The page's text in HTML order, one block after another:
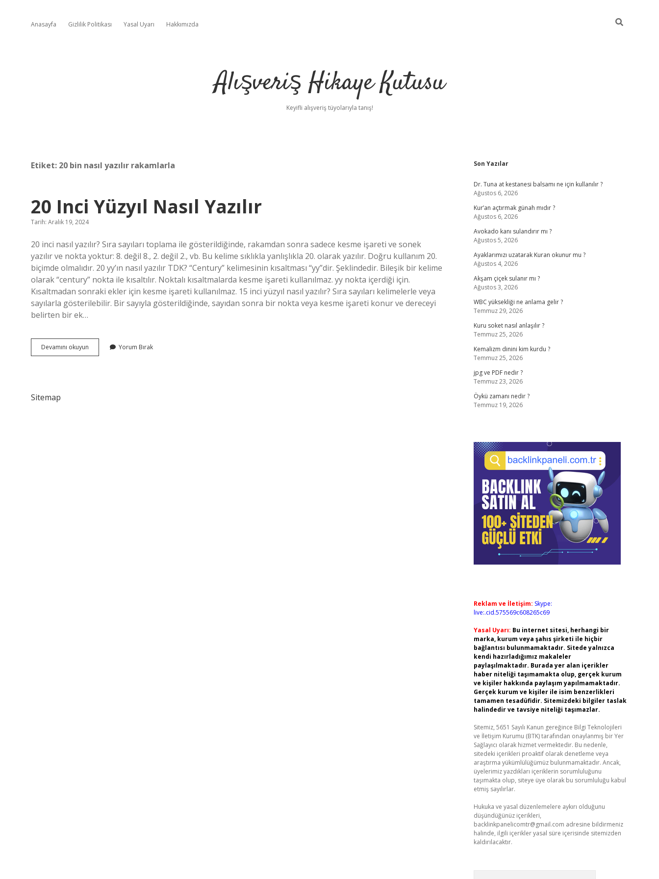
Anasayfa Gizlilik Politikası Yasal Uyarı Hakkımızda
Alışveriş Hikaye Kutusu
Keyifli alışveriş tüyolarıyla tanış!
Etiket: 20 bin nasıl yazılır rakamlarla
20 Inci Yüzyıl Nasıl Yazılır
Tarih: Aralık 19, 2024
20 inci nasıl yazılır? Sıra sayıları toplama ile gösterildiğinde, rakamdan sonra sadece kesme işareti ve sonek
yazılır ve nokta yoktur: 8. değil 8., 2. değil 2., vb. Bu kelime sıklıkla yanlışlıkla 20. olarak yazılır. Doğru kullanım 20.
biçimde olmalıdır. 20 yy’ın nasıl yazılır TDK? “Century” kelimesinin kısaltması “yy”dir. Şeklindedir. Bileşik bir kelime
olarak “century” nokta ile kısaltılır. Noktalı kısaltmalarda kesme işareti kullanılmaz. yy nokta içerdiği için.
Kısaltmadan sonraki ekler için kesme işareti kullanılmaz. 15 inci yüzyıl nasıl yazılır? Sıra sayıları kelimelerle veya
sayılarla gösterilebilir. Bir sayıyla gösterildiğinde, sayıdan sonra bir nokta veya kesme işareti konur ve dereceyi
belirten bir ek…
Devamını okuyun
Inci
Yorum Bırak
Sitemap
Sidebar
Son Yazılar
Dr. Tuna at kestanesi balsamı ne için kullanılır ?
Ağustos 6, 2026
Kur’an açtırmak günah mıdır ?
Ağustos 6, 2026
Avokado kanı sulandırır mı ?
Ağustos 5, 2026
Ayaklarımızı uzatarak Kuran okunur mu ?
Ağustos 4, 2026
Akşam çiçek sulanır mı ?
Ağustos 3, 2026
WBC yüksekliği ne anlama gelir ?
Temmuz 29, 2026
Kuru soket nasıl anlaşılır ?
Temmuz 25, 2026
Kemalizm dinini kim kurdu ?
Temmuz 25, 2026
jpg ve PDF nedir ?
Temmuz 23, 2026
Öykü zamanı nedir ?
Temmuz 19, 2026
Reklam ve İletişim: Skype:
live:.cid.575569c608265c69
Yasal Uyarı: Bu internet sitesi, herhangi bir
marka, kurum veya şahıs şirketi ile hiçbir
bağlantısı bulunmamaktadır. Sitede yalnızca
kendi hazırladığımız makaleler
paylaşılmaktadır. Burada yer alan içerikler
haber niteliği taşımamakta olup, gerçek kurum
ve kişiler hakkında paylaşım yapılmamaktadır.
Gerçek kurum ve kişiler ile isim benzerlikleri
tamamen tesadüfidir. Sitemizdeki bilgiler taslak
halindedir ve tavsiye niteliği taşımazlar.
Sitemiz, 5651 Sayılı Kanun gereğince Bilgi Teknolojileri
ve İletişim Kurumu (BTK) tarafından onaylanmış bir Yer
Sağlayıcı olarak hizmet vermektedir. Bu nedenle,
sitedeki içerikleri proaktif olarak denetleme veya
araştırma yükümlülüğümüz bulunmamaktadır. Ancak,
üyelerimiz yazdıkları içeriklerin sorumluluğunu
taşımakta olup, siteye üye olarak bu sorumluluğu kabul
etmiş sayılırlar.
Hukuka ve yasal düzenlemelere aykırı olduğunu
düşündüğünüz içerikleri,
backlinkpanelicomtr@gmail.com adresine bildirmeniz
halinde, ilgili içerikler yasal süre içerisinde sitemizden
kaldırılacaktır.